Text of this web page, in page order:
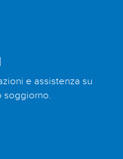
e assistenza su
soggiorno.